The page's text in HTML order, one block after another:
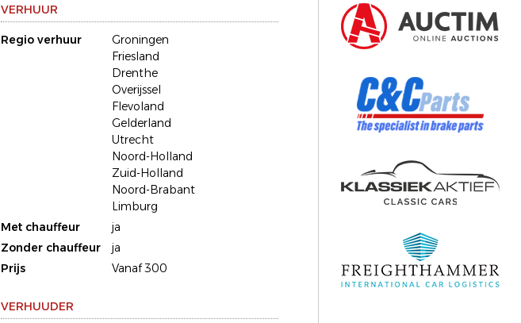
VERHUUR
Regio verhuur
Groningen
Friesland
Drenthe
Overijssel
Flevoland
Gelderland
Utrecht
Noord-Holland
Zuid-Holland
Noord-Brabant
Limburg
Met chauffeur
ja
Zonder chauffeur
ja
Prijs
Vanaf 300
VERHUUDER